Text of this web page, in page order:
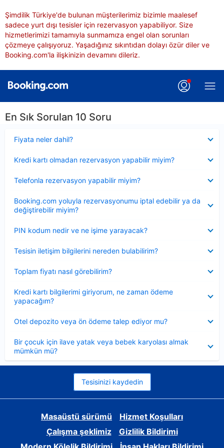
Şimdilik Türkiye'de bulunan müşterilerimiz bizimle maalesef
sadece yurt dışı tesisler için rezervasyon yapabiliyor. Size
hizmetlerimizi tamamıyla sunmamıza engel olan sorunları
çözmeye çalışıyoruz. Yaşadığınız sıkıntıdan dolayı özür diler ve
Booking.com'la ilişkinizin devamını dileriz.
En Sık Sorulan 10 Soru
Fiyata neler dahil?
Kredi kartı olmadan rezervasyon yapabilir miyim?
Telefonla rezervasyon yapabilir miyim?
Booking.com yoluyla rezervasyonumu iptal edebilir ya da
değiştirebilir miyim?
PIN kodum nedir ve ne işime yarayacak?
Tesisin iletişim bilgilerini nereden bulabilirim?
Toplam fiyatı nasıl görebilirim?
Kredi kartı bilgilerimi giriyorum, ne zaman ödeme
yapacağım?
Otel depozito veya ön ödeme talep ediyor mu?
Bir çocuk için ilave yatak veya bebek karyolası almak
mümkün mü?
Tesisinizi kaydedin
Masaüstü sürümü
Hizmet Koşulları
Çalışma şeklimiz
Gizlilik Bildirimi